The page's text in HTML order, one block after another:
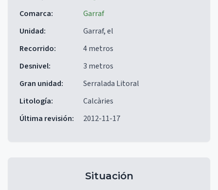
Comarca:
Garraf
Unidad:
Garraf, el
Recorrido:
4 metros
Desnivel:
3 metros
Gran unidad:
Serralada Litoral
Litología:
Calcàries
Última revisión: 2012-11-17
Situación